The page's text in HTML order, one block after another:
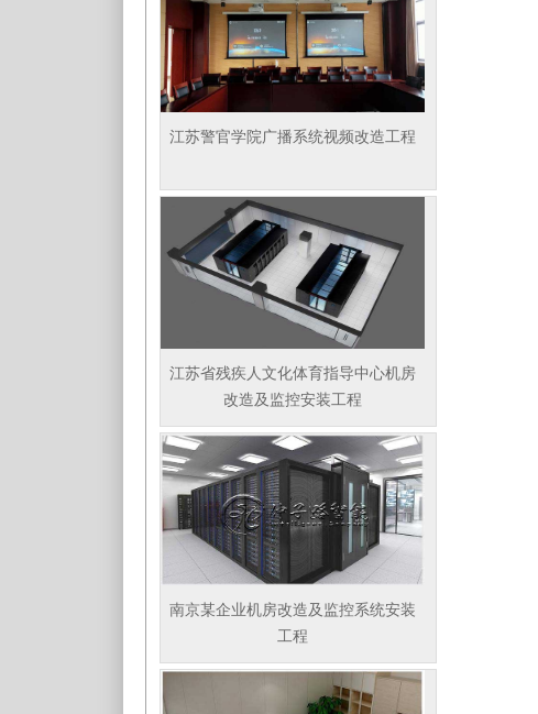
江苏警官学院广播系统视频改造工程
江苏省残疾人文化体育指导中心机房
改造及监控安装工程
南京某企业机房改造及监控系统安装
工程